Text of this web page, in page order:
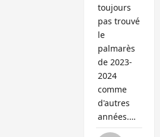
toujours
pas trouvé
le
palmarès
de 2023-
2024
comme
d'autres
années.…